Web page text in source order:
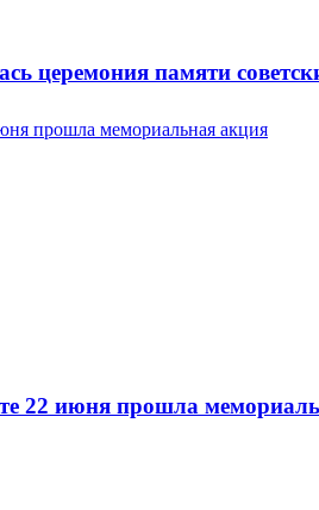
церемония памяти
22 июня прошла